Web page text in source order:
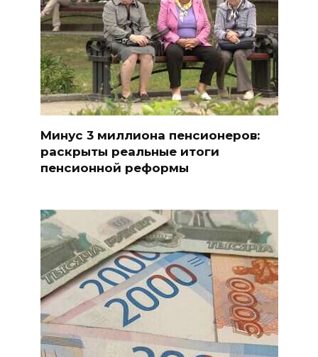
Минус 3 миллиона пенсионеров:
раскрыты реальные итоги
пенсионной реформы